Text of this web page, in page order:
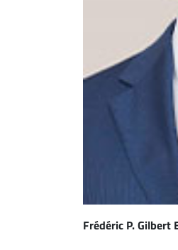
ENTREPRISES
Frédéric P. Gilbert